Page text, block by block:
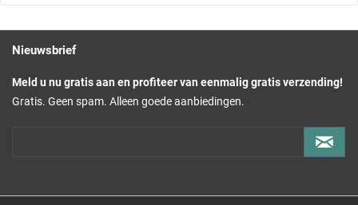
Nieuwsbrief
Meld u nu gratis aan en profiteer van eenmalig gratis verzending!
Gratis. Geen spam. Alleen goede aanbiedingen.